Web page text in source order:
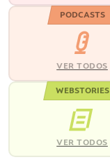
PODCASTS
VER TODOS
WEBSTORIES
VER TODOS